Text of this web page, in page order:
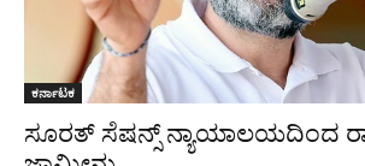
ಕರ್ನಾಟಕ
ಸೂರತ್‌ ಸೆಷನ್ಸ್‌ ನ್ಯಾಯಾಲಯದಿಂದ